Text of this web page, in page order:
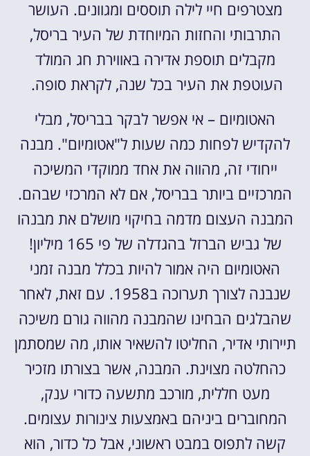
מצטרפים חיי לילה תוססים ומגוונים. העושר
התרבותי והחזות המיוחדת של העיר בריסל,
מקבלים תוספת אדירה באווירת חג המולד
העוטפת את העיר בכל שנה, לקראת סופה.
האטומיום – אי אפשר לבקר בבריסל, מבלי
להקדיש לפחות כמה שעות ל"אטומיום". מבנה
ייחודי זה, מהווה את אחד ממוקדי המשיכה
המרכזיים ביותר בבריסל, אם לא המרכזי שבהם.
המבנה העצום מדמה בחיקוי מושלם את מבנהו
של גביש הברזל בהגדלה של פי 165 מיליון!
האטומיום היה אמור להיות בכלל מבנה זמני
שנבנה לצורך תערוכה ב1958. עם זאת, לאחר
שהבלגים הבחינו שהמבנה מהווה גורם משיכה
תיירותי אדיר, החליטו להשאיר אותו, מה שמסתמן
כהחלטה מצוינת. המבנה, אשר בצורתו מזכיר
מעט חללית, מורכב מתשעה כדורי ענק,
המחוברים ביניהם באמצעות צינורות עצומים.
קשה לתפוס במבט ראשוני, אבל כל כדור, הוא